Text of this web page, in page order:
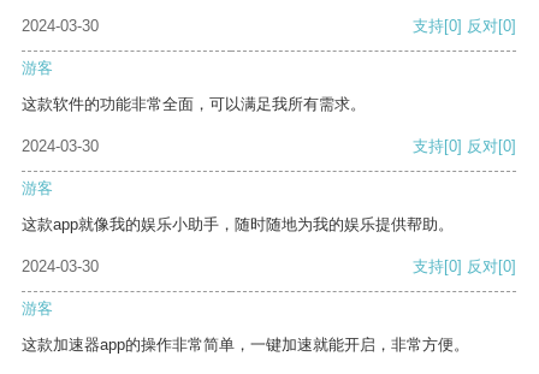
2024-03-30 支持[0] 反对[0]
游客
这款软件的功能非常全面，可以满足我所有需求。
2024-03-30 支持[0] 反对[0]
游客
这款app就像我的娱乐小助手，随时随地为我的娱乐提供帮助。
2024-03-30 支持[0] 反对[0]
游客
这款加速器app的操作非常简单，一键加速就能开启，非常方便。